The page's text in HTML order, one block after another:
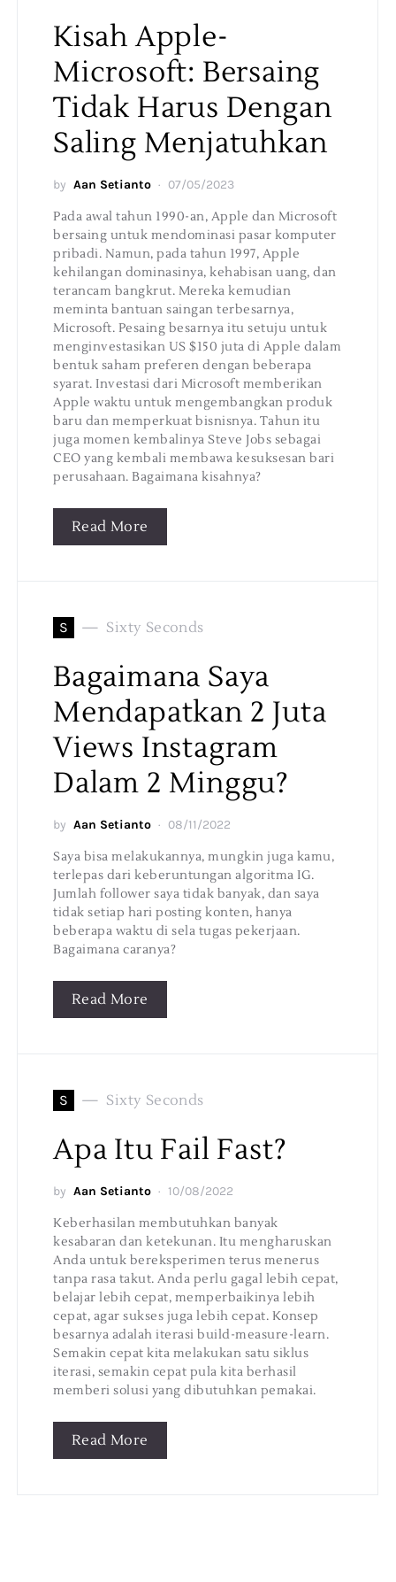
Kisah Apple-
Microsoft: Bersaing
Tidak Harus Dengan
Saling Menjatuhkan
by Aan Setianto 07/05/2023
Pada awal tahun 1990-an, Apple dan Microsoft
bersaing untuk mendominasi pasar komputer
pribadi. Namun, pada tahun 1997, Apple
kehilangan dominasinya, kehabisan uang, dan
terancam bangkrut. Mereka kemudian
meminta bantuan saingan terbesarnya,
Microsoft. Pesaing besarnya itu setuju untuk
menginvestasikan US $150 juta di Apple dalam
bentuk saham preferen dengan beberapa
syarat. Investasi dari Microsoft memberikan
Apple waktu untuk mengembangkan produk
baru dan memperkuat bisnisnya. Tahun itu
juga momen kembalinya Steve Jobs sebagai
CEO yang kembali membawa kesuksesan bari
perusahaan. Bagaimana kisahnya?
Read More
S Sixty Seconds
Bagaimana Saya
Mendapatkan 2 Juta
Views Instagram
Dalam 2 Minggu?
by Aan Setianto 08/11/2022
Saya bisa melakukannya, mungkin juga kamu,
terlepas dari keberuntungan algoritma IG.
Jumlah follower saya tidak banyak, dan saya
tidak setiap hari posting konten, hanya
beberapa waktu di sela tugas pekerjaan.
Bagaimana caranya?
Read More
S Sixty Seconds
Apa Itu Fail Fast?
by Aan Setianto 10/08/2022
Keberhasilan membutuhkan banyak
kesabaran dan ketekunan. Itu mengharuskan
Anda untuk bereksperimen terus menerus
tanpa rasa takut. Anda perlu gagal lebih cepat,
belajar lebih cepat, memperbaikinya lebih
cepat, agar sukses juga lebih cepat. Konsep
besarnya adalah iterasi build-measure-learn.
Semakin cepat kita melakukan satu siklus
iterasi, semakin cepat pula kita berhasil
memberi solusi yang dibutuhkan pemakai.
Read More